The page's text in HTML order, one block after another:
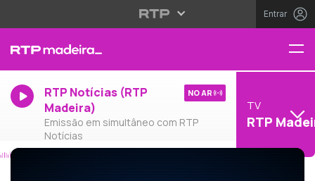
Entrar
RTP Notícias (RTP
Madeira)
Emissão em simultâneo com RTP
Notícias
NO AR
TV
RTP